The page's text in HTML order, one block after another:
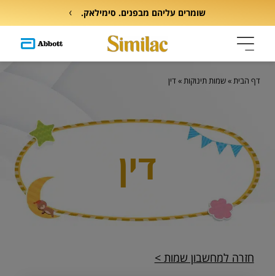
שומרים עליהם מבפנים. סימילאק.
דין
דף הבית»שמות תינוקות» דין
חזרה למחשבון שמות >